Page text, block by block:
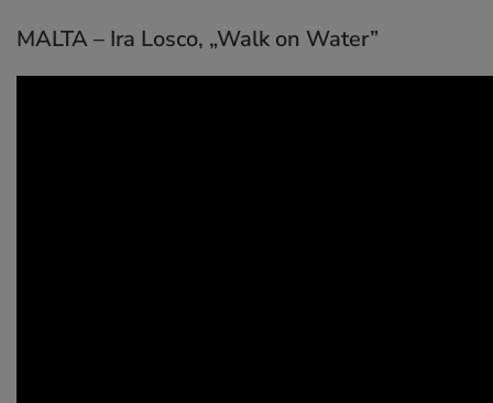
MALTA – Ira Losco, „Walk on Water”